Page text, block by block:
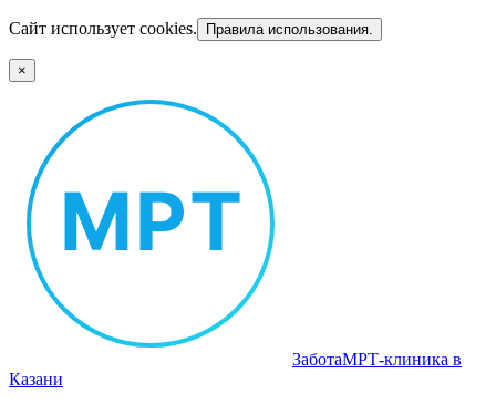
Сайт использует cookies. Правила использования.
×
ЗаботаМРТ‑клиника в
Казани